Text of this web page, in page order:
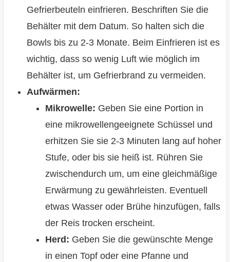
Gefrierbeuteln einfrieren. Beschriften Sie die
Behälter mit dem Datum. So halten sich die
Bowls bis zu 2-3 Monate. Beim Einfrieren ist es
wichtig, dass so wenig Luft wie möglich im
Behälter ist, um Gefrierbrand zu vermeiden.
Aufwärmen:
Mikrowelle: Geben Sie eine Portion in
eine mikrowellengeeignete Schüssel und
erhitzen Sie sie 2-3 Minuten lang auf hoher
Stufe, oder bis sie heiß ist. Rühren Sie
zwischendurch um, um eine gleichmäßige
Erwärmung zu gewährleisten. Eventuell
etwas Wasser oder Brühe hinzufügen, falls
der Reis trocken erscheint.
Herd: Geben Sie die gewünschte Menge
in einen Topf oder eine Pfanne und